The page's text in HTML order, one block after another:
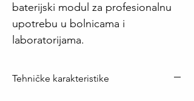
baterijski modul za profesionalnu
upotrebu u bolnicama i
laboratorijama.
Tehničke karakteristike